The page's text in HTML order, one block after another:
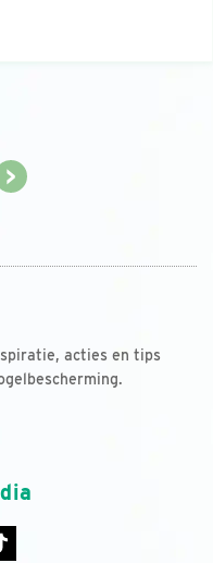
>
acties en tips